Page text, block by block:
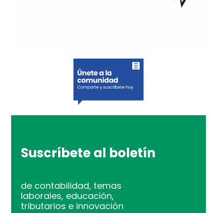
Suscríbete al boletín
de contabilidad, temas
laborales, educación,
tributarios e innovación